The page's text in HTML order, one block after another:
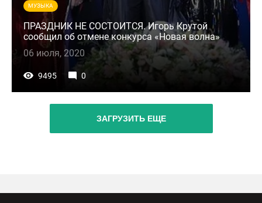
МУЗЫКА
ПРАЗДНИК НЕ СОСТОИТСЯ. Игорь Крутой
сообщил об отмене конкурса «Новая волна»
06 июля, 2020
9495 0
ЗАГРУЗИТЬ ЕЩЕ